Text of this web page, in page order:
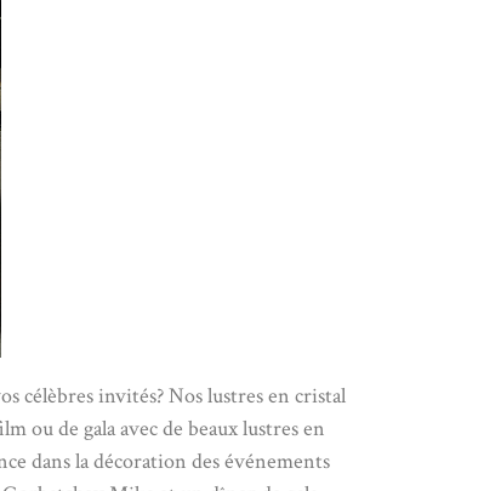
célèbres invités? Nos lustres en cristal
ou de gala avec de beaux lustres en
dans la décoration des événements